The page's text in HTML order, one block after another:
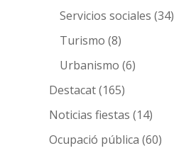
Servicios sociales (34)
Turismo (8)
Urbanismo (6)
Destacat(165)
Noticias fiestas (14)
Ocupació pública (60)